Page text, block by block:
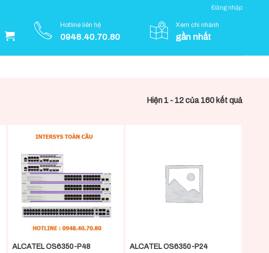
Đăng nhập
Hotline liên hệ
0948.40.70.80
Xem chi nhánh
gần nhất
Hiện 1 - 12 của 160 kết quả
ALCATEL OS6350-P48 ALCATEL OS6350-P24